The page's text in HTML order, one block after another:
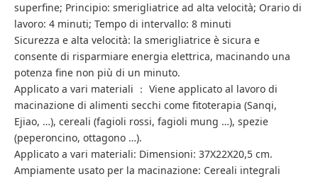
superfine; Principio: smerigliatrice ad alta velocità; Orario di
lavoro: 4 minuti; Tempo di intervallo: 8 minuti
Sicurezza e alta velocità: la smerigliatrice è sicura e
consente di risparmiare energia elettrica, macinando una
potenza fine non più di un minuto.
Applicato a vari materiali ： Viene applicato al lavoro di
macinazione di alimenti secchi come fitoterapia (Sanqi,
Ejiao, …), cereali (fagioli rossi, fagioli mung …), spezie
(peperoncino, ottagono …).
Applicato a vari materiali: Dimensioni: 37X22X20,5 cm.
Ampiamente usato per la macinazione: Cereali integrali